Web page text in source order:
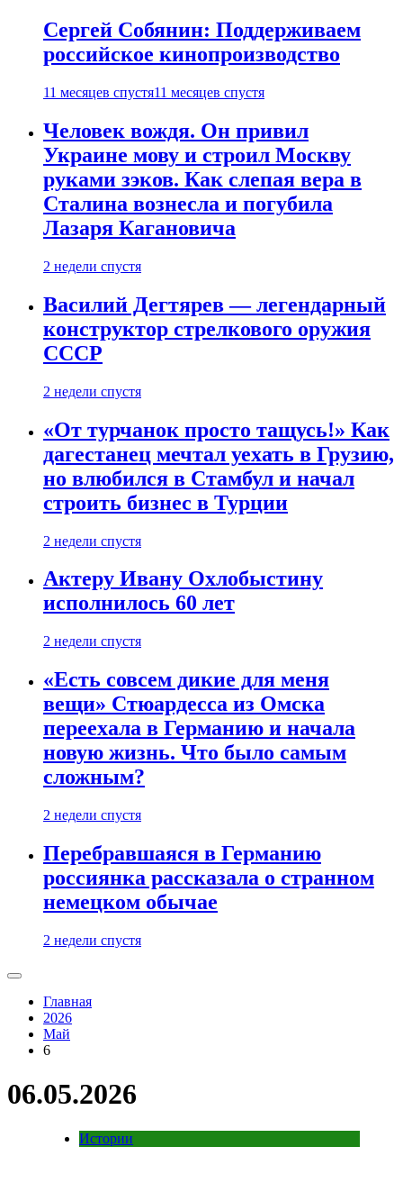
Сергей Собянин: Поддерживаем
российское кинопроизводство
11 месяцев спустя11 месяцев спустя
Человек вождя. Он привил
Украине мову и строил Москву
руками зэков. Как слепая вера в
Сталина вознесла и погубила
Лазаря Кагановича
2 недели спустя
Василий Дегтярев — легендарный
конструктор стрелкового оружия
СССР
2 недели спустя
«От турчанок просто тащусь!» Как
дагестанец мечтал уехать в Грузию,
но влюбился в Стамбул и начал
строить бизнес в Турции
2 недели спустя
Актеру Ивану Охлобыстину
исполнилось 60 лет
2 недели спустя
«Есть совсем дикие для меня
вещи» Стюардесса из Омска
переехала в Германию и начала
новую жизнь. Что было самым
сложным?
2 недели спустя
Перебравшаяся в Германию
россиянка рассказала о странном
немецком обычае
2 недели спустя
Главная
2026
Май
6
06.05.2026
Истории